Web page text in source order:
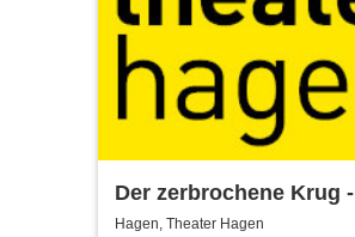
Der zerbrochene Krug -
Theater Hagen
Hagen, Theater Hagen